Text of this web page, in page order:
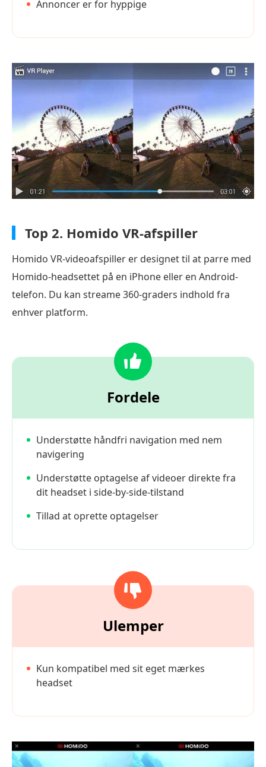
Annoncer er for hyppige
Top 2. Homido VR-afspiller
Homido VR-videoafspiller er designet til at parre med
Homido-headsettet på en iPhone eller en Android-
telefon. Du kan streame 360-graders indhold fra
enhver platform.
Fordele
Understøtte håndfri navigation med nem
navigering
Understøtte optagelse af videoer direkte fra
dit headset i side-by-side-tilstand
Tillad at oprette optagelser
Ulemper
Kun kompatibel med sit eget mærkes
headset